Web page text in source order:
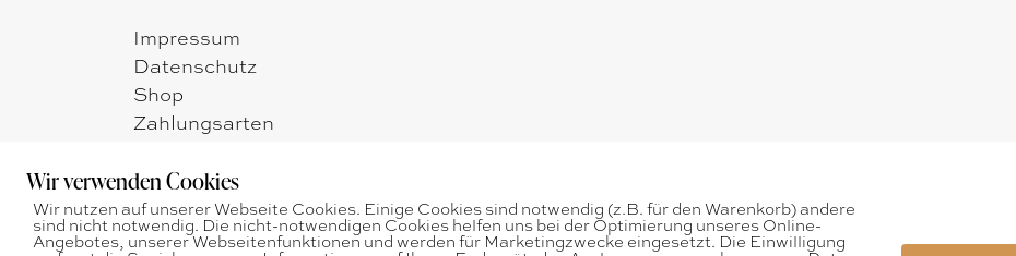
Impressum
Datenschutz
Shop
Zahlungsarten
Widerrufsbelehrung
AGB
Wir verwenden Cookies
Wir nutzen auf unserer Webseite Cookies. Einige Cookies sind notwendig (z.B. für den Warenkorb) andere
sind nicht notwendig. Die nicht-notwendigen Cookies helfen uns bei der Optimierung unseres Online-
Angebotes, unserer Webseitenfunktionen und werden für Marketingzwecke eingesetzt. Die Einwilligung